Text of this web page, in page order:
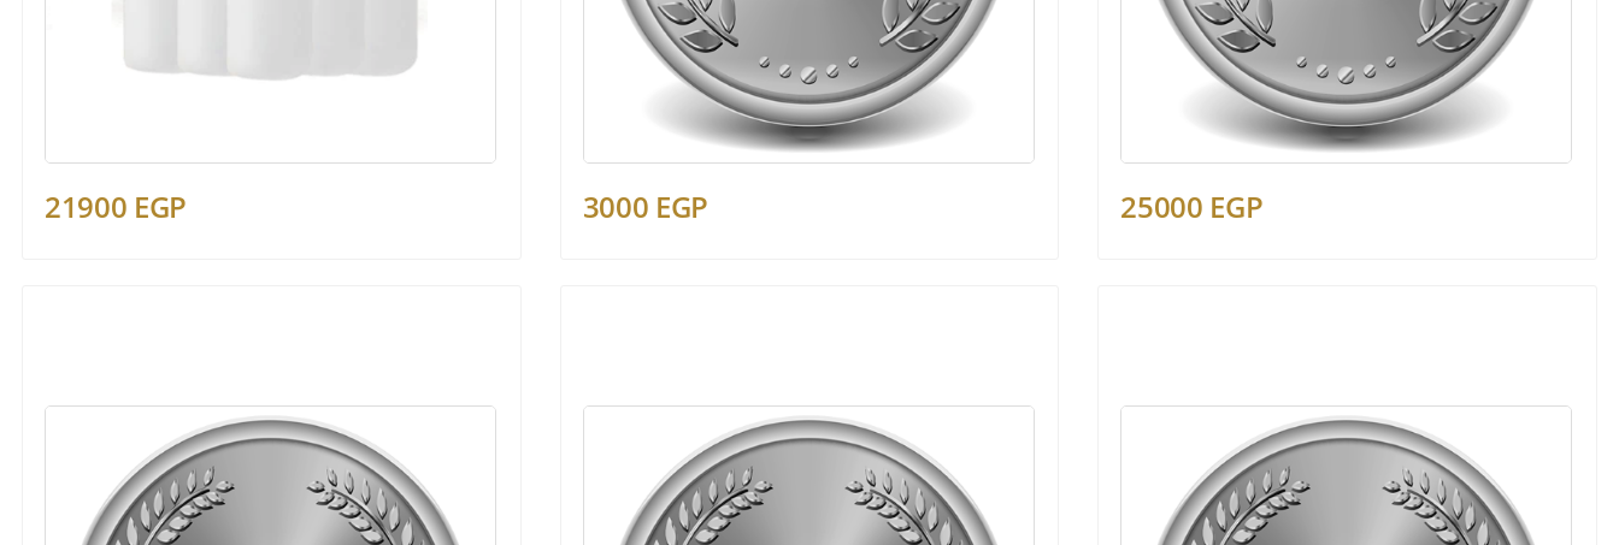
21900 EGP 3000 EGP 25000 EGP